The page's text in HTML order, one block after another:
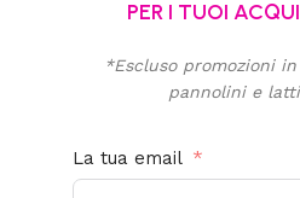
PER I TUOI
*Escluso promozioni
pannolini e
La tua email